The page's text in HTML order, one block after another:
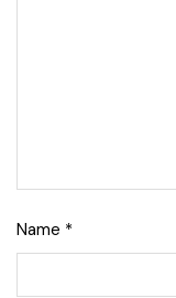
Name *